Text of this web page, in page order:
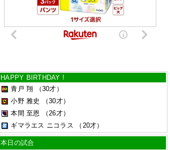
HAPPY BIRTHDAY !
青戸 翔
（30才）
小野 雅史
（30才）
本間 至恩
（26才）
ギマラエス ニコラス
（20才）
本日の試合